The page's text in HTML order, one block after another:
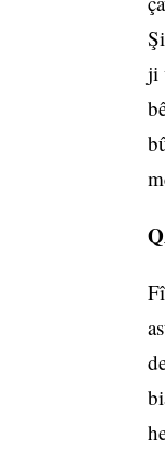
ji